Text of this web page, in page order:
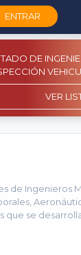
ENTRAR
DE
VER
de Ingenieros
que se